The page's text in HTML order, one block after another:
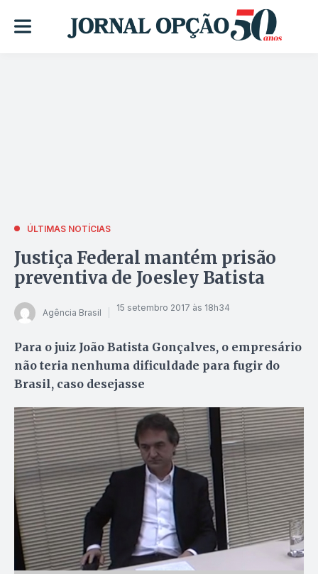
ÚLTIMAS NOTÍCIAS
Justiça Federal mantém prisão
preventiva de Joesley Batista
Agência Brasil 15 setembro 2017 às 18h34
Para o juiz João Batista Gonçalves, o empresário
não teria nenhuma dificuldade para fugir do
Brasil, caso desejasse